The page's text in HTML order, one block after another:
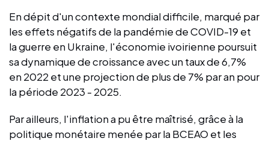
En dépit d'un contexte mondial difficile, marqué par
les effets négatifs de la pandémie de COVID-19 et
la guerre en Ukraine, l'économie ivoirienne poursuit
sa dynamique de croissance avec un taux de 6,7%
en 2022 et une projection de plus de 7% par an pour
la période 2023 - 2025.
Par ailleurs, l'inflation a pu être maîtrisé, grâce à la
politique monétaire menée par la BCEAO et les